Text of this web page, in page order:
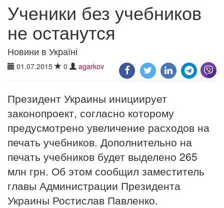
Ученики без учебников
не останутся
Новини в Україні
01.07.2015 0 agarkov
Президент Украины инициирует
законопроект, согласно которому
предусмотрено увеличение расходов на
печать учебников. Дополнительно на
печать учебников будет выделено 265
млн грн. Об этом сообщил заместитель
главы Администрации Президента
Украины Ростислав Павленко.